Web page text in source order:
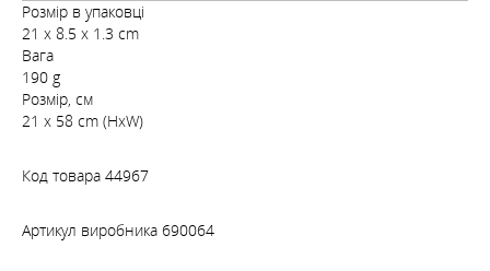
Розмір в упаковці
21 x 8.5 x 1.3 cm
Вага
190 g
Розмір, см
21 x 58 cm (HxW)
Код товара 44967
Артикул виробника 690064